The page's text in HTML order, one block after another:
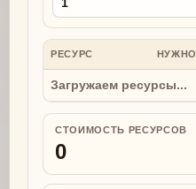
РЕСУРС НУЖНО
Загружаем ресурсы...
СТОИМОСТЬ РЕСУРСОВ
0